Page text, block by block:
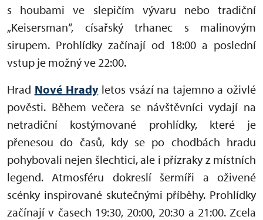
s houbami ve slepičím vývaru nebo tradiční
„Keisersman“, císařský trhanec s malinovým
sirupem. Prohlídky začínají od 18:00 a poslední
vstup je možný ve 22:00.
Hrad Nové Hradyletos vsází na tajemno a oživlé
pověsti. Během večera se návštěvníci vydají na
netradiční kostýmované prohlídky, které je
přenesou do časů, kdy se po chodbách hradu
pohybovali nejen šlechtici, ale i přízraky z místních
legend. Atmosféru dokreslí šermíři a oživené
scénky inspirované skutečnými příběhy. Prohlídky
začínají v časech 19:30, 20:00, 20:30 a 21:00. Zcela